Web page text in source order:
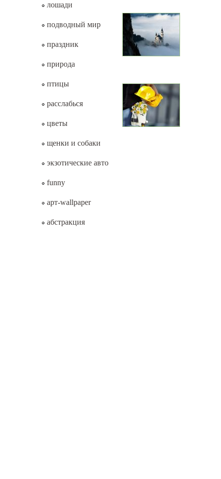
лошади
подводный мир
праздник
природа
птицы
расслабься
цветы
щенки и собаки
экзотические авто
funny
арт-wallpaper
абстракция